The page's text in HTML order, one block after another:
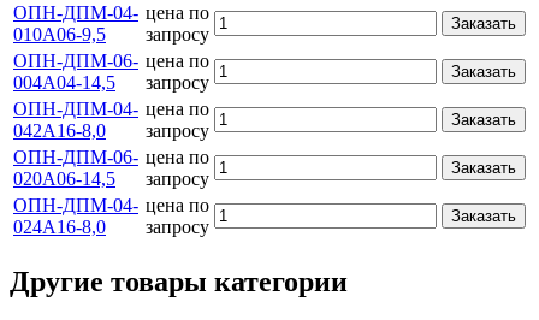
ОПН-ДПМ-04-
010А06-9,5
цена по
запросу
Заказать
ОПН-ДПМ-06-
004А04-14,5
цена по
запросу
Заказать
ОПН-ДПМ-04-
042А16-8,0
цена по
запросу
Заказать
ОПН-ДПМ-06-
020А06-14,5
цена по
запросу
Заказать
ОПН-ДПМ-04-
024А16-8,0
цена по
запросу
Заказать
Другие товары категории